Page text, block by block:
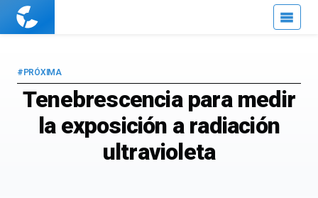
Cuaderno
Tenebrescencia para medir
la exposición a radiación
ultravioleta
#PRÓXIMA